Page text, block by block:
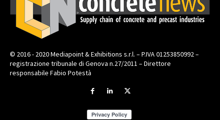
© 2016 - 2020 Mediapoint & Exhibitions s.r.l. – P.IVA 01253850992 –
registrazione tribunale di Genova n.27/2011 – Direttore
responsabile Fabio Potestà